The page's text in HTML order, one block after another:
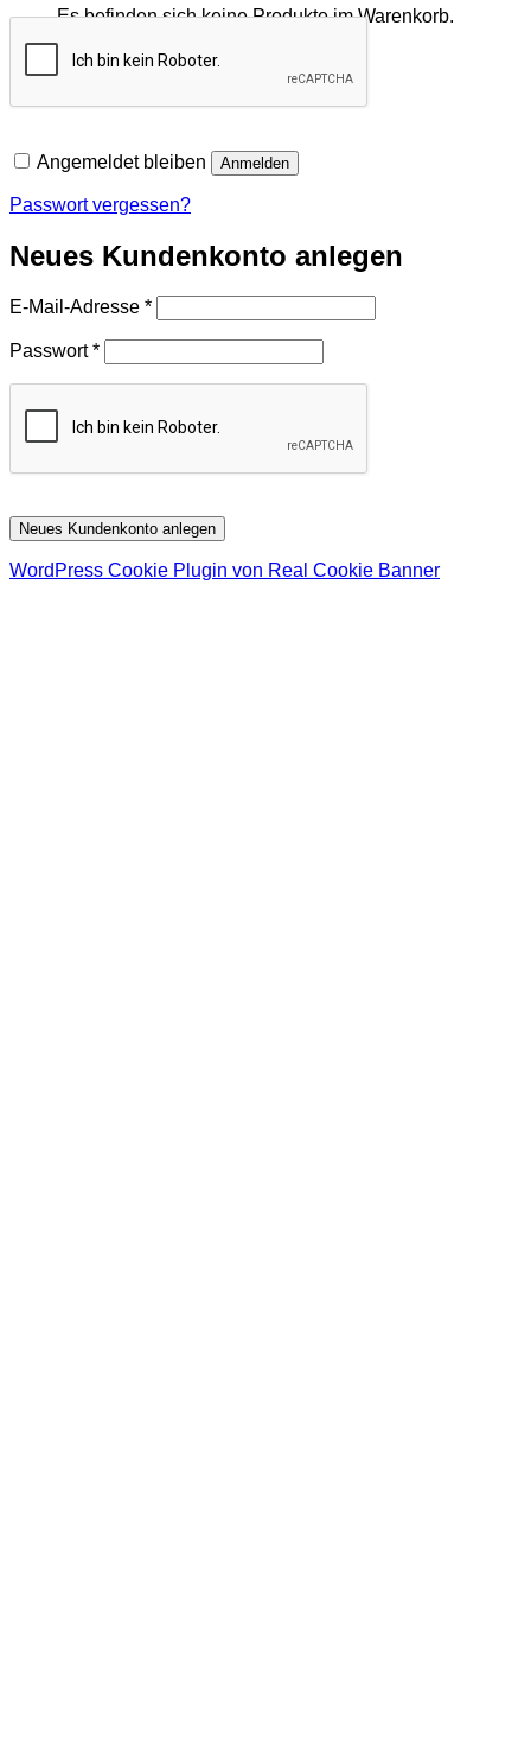
Es befinden sich keine Produkte im Warenkorb.
Zurück zum Shop
Angemeldet bleiben Anmelden
Passwort vergessen?
Neues Kundenkonto anlegen
E-Mail-Adresse *Erforderlich
Passwort*Erforderlich
Neues Kundenkonto anlegen
WordPress Cookie Plugin von Real Cookie Banner